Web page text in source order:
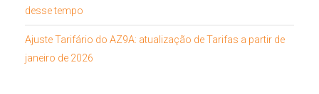
desse tempo
Ajuste Tarifário do AZ9A: atualização de Tarifas a partir de
janeiro de 2026